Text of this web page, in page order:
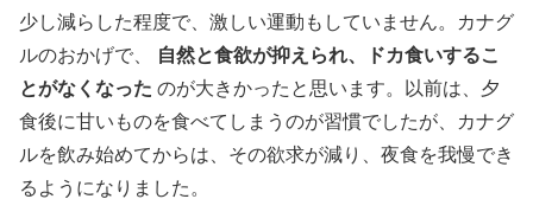
少し減らした程度で、激しい運動もしていません。カナグ
ルのおかげで、
自然と食欲が抑えられ、ドカ食いするこ
とがなくなった のが大きかったと思います。以前は、夕
食後に甘いものを食べてしまうのが習慣でしたが、カナグ
ルを飲み始めてからは、その欲求が減り、夜食を我慢でき
るようになりました。